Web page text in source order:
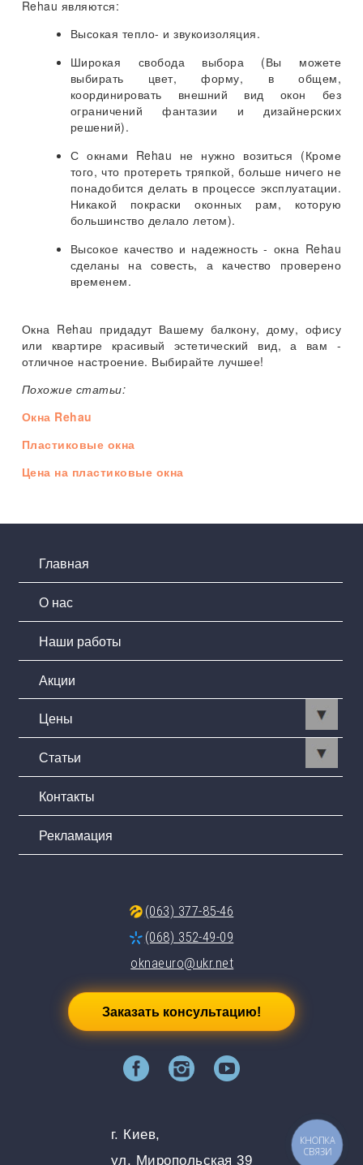
Rehau являются:
Высокая тепло- и звукоизоляция.
Широкая свобода выбора (Вы можете
выбирать цвет, форму, в общем,
координировать внешний вид окон без
ограничений фантазии и дизайнерских
решений).
С окнами Rehau не нужно возиться (Кроме
того, что протереть тряпкой, больше ничего не
понадобится делать в процессе эксплуатации.
Никакой покраски оконных рам, которую
большинство делало летом).
Высокое качество и надежность - окна Rehau
сделаны на совесть, а качество проверено
временем.
Окна Rehau придадут Вашему балкону, дому, офису
или квартире красивый эстетический вид, а вам -
отличное настроение. Выбирайте лучшее!
Похожие статьи:
Окна Rehau
Пластиковые окна
Цена на пластиковые окна
Главная
О нас
Наши работы
Акции
Цены
Статьи
Контакты
Рекламация
г. Киев,
ул. Миропольская 39
Заказать консультацию!
(063) 377-85-46
(068) 352-49-09
oknaeuro@ukr.net
КНОПКА
СВЯЗИ